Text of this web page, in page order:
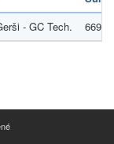
- GC Tech.